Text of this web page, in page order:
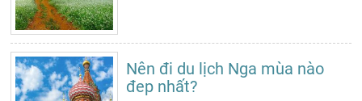
Nên đi du lịch Nga mùa nào
đep nhất?